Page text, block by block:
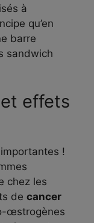
à
qu’en
barre
sandwich
effets
!
chez les
de cancer
œstrogènes